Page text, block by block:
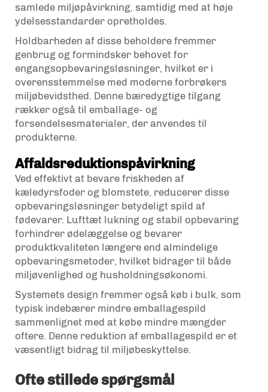
samlede miljøpåvirkning, samtidig med at høje
ydelsesstandarder opretholdes.
Holdbarheden af disse beholdere fremmer
genbrug og formindsker behovet for
engangsopbevaringsløsninger, hvilket er i
overensstemmelse med moderne forbrøkers
miljøbevidsthed. Denne bæredygtige tilgang
rækker også til emballage- og
forsendelsesmaterialer, der anvendes til
produkterne.
Affaldsreduktionspåvirkning
Ved effektivt at bevare friskheden af
kæledyrsfoder og blomstete, reducerer disse
opbevaringsløsninger betydeligt spild af
fødevarer. Lufttæt lukning og stabil opbevaring
forhindrer ødelæggelse og bevarer
produktkvaliteten længere end almindelige
opbevaringsmetoder, hvilket bidrager til både
miljøvenlighed og husholdningsøkonomi.
Systemets design fremmer også køb i bulk, som
typisk indebærer mindre emballagespild
sammenlignet med at købe mindre mængder
oftere. Denne reduktion af emballagespild er et
væsentligt bidrag til miljøbeskyttelse.
Ofte stillede spørgsmål